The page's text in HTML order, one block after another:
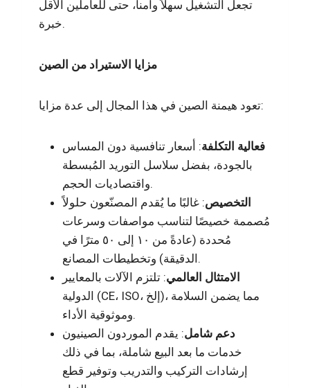
تجعل التشغيل سهلاً وآمناً، حتى للعاملين الأقل
خبرة.
مزايا الاستيراد من الصين
تعود هيمنة الصين في هذا المجال إلى عدة مزايا:
فعالية التكلفة: أسعار تنافسية دون المساس
بالجودة، بفضل سلاسل التوريد المُبسطة
واقتصاديات الحجم.
التخصيص: غالبًا ما يُقدم المصنّعون حلولاً
مُصممة خصيصًا لتناسب مواصفات وسرعات
مُحددة (عادةً من ١٠ إلى ٥٠ مترًا في
الدقيقة) وتخطيطات المصانع.
الامتثال العالمي: تلتزم الآلات بالمعايير
الدولية (CE، ISO، إلخ)، مما يضمن السلامة
وموثوقية الأداء.
دعم شامل: يقدم الموردون الصينيون
خدمات ما بعد البيع شاملة، بما في ذلك
إرشادات التركيب والتدريب وتوفير قطع